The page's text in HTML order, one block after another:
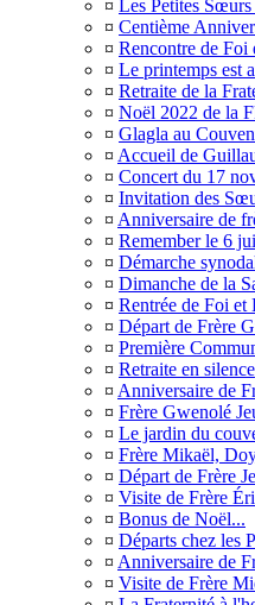
¤ Les Petites
¤ Centième
¤ Rencontre de
¤ Le printemps est
¤ Retraite de la
¤ Noël 2022 de la
¤ Glagla au
¤ Accueil de
¤ Concert du 17
¤ Invitation des
¤ Anniversaire de
¤ Remember le 6
¤ Démarche
¤ Dimanche de la
¤ Rentrée de Foi et
¤ Départ de Frère
¤ Première
¤ Retraite en silence
¤ Anniversaire de
¤ Frère Gwenolé
¤ Le jardin du
¤ Frère Mikaël,
¤ Départ de Frère
¤ Visite de Frère
¤ Bonus de Noël...
¤ Départs chez les
¤ Anniversaire de
¤ Visite de Frère